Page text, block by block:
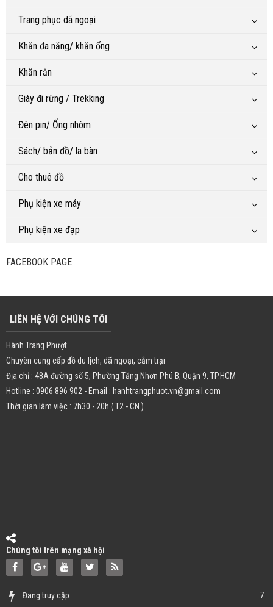
Trang phục dã ngoại
Khăn đa năng/ khăn ống
Khăn rằn
Giày đi rừng / Trekking
Đèn pin/ Ống nhòm
Sách/ bản đồ/ la bàn
Cho thuê đồ
Phụ kiện xe máy
Phụ kiện xe đạp
FACEBOOK PAGE
LIÊN HỆ VỚI CHÚNG TÔI
Hành Trang Phượt
Chuyên cung cấp đồ du lịch, dã ngoại, cắm trại
Địa chỉ : 48A đường số 5, Phường Tăng Nhơn Phú B, Quận 9, TP.HCM
Hotline : 0906 896 902 - Email : hanhtrangphuot.vn@gmail.com
Thời gian làm việc : 7h30 - 20h ( T2 - CN )
Chúng tôi trên mạng xã hội
Đang truy cập 7